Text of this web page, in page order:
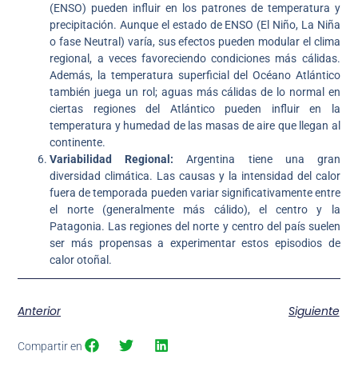
(ENSO) pueden influir en los patrones de temperatura y
precipitación. Aunque el estado de ENSO (El Niño, La Niña
o fase Neutral) varía, sus efectos pueden modular el clima
regional, a veces favoreciendo condiciones más cálidas.
Además, la temperatura superficial del Océano Atlántico
también juega un rol; aguas más cálidas de lo normal en
ciertas regiones del Atlántico pueden influir en la
temperatura y humedad de las masas de aire que llegan al
continente.
Variabilidad Regional: Argentina tiene una gran
diversidad climática. Las causas y la intensidad del calor
fuera de temporada pueden variar significativamente entre
el norte (generalmente más cálido), el centro y la
Patagonia. Las regiones del norte y centro del país suelen
ser más propensas a experimentar estos episodios de
calor otoñal.
Anterior Siguiente
Compartir en